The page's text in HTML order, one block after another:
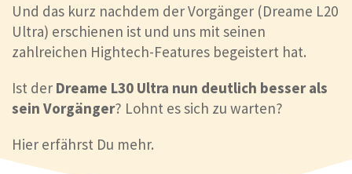
Und das kurz nachdem der Vorgänger (Dreame L20
Ultra) erschienen ist und uns mit seinen
zahlreichen Hightech-Features begeistert hat.
Ist der Dreame L30 Ultra nun deutlich besser als
sein Vorgänger? Lohnt es sich zu warten?
Hier erfährst Du mehr.